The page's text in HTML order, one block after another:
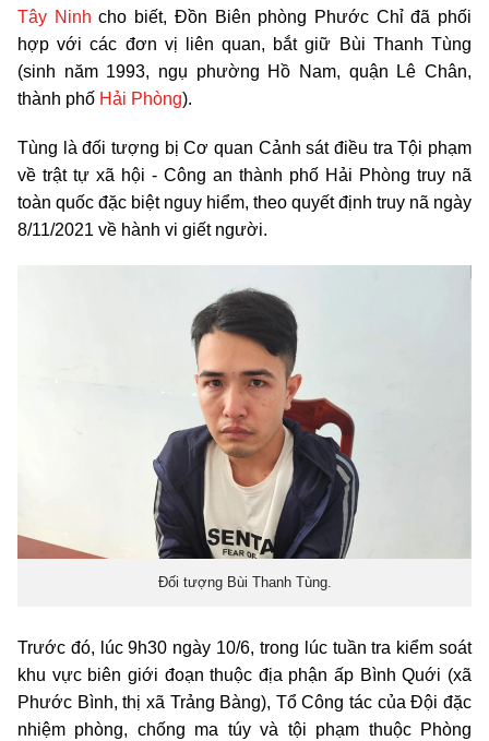
Tây Ninh cho biết, Đồn Biên phòng Phước Chỉ đã phối
hợp với các đơn vị liên quan, bắt giữ Bùi Thanh Tùng
(sinh năm 1993, ngụ phường Hồ Nam, quận Lê Chân,
thành phố Hải Phòng).
Tùng là đối tượng bị Cơ quan Cảnh sát điều tra Tội phạm
về trật tự xã hội - Công an thành phố Hải Phòng truy nã
toàn quốc đặc biệt nguy hiểm, theo quyết định truy nã ngày
8/11/2021 về hành vi giết người.
Đối tượng Bùi Thanh Tùng.
Trước đó, lúc 9h30 ngày 10/6, trong lúc tuần tra kiểm soát
khu vực biên giới đoạn thuộc địa phận ấp Bình Quới (xã
Phước Bình, thị xã Trảng Bàng), Tổ Công tác của Đội đặc
nhiệm phòng, chống ma túy và tội phạm thuộc Phòng